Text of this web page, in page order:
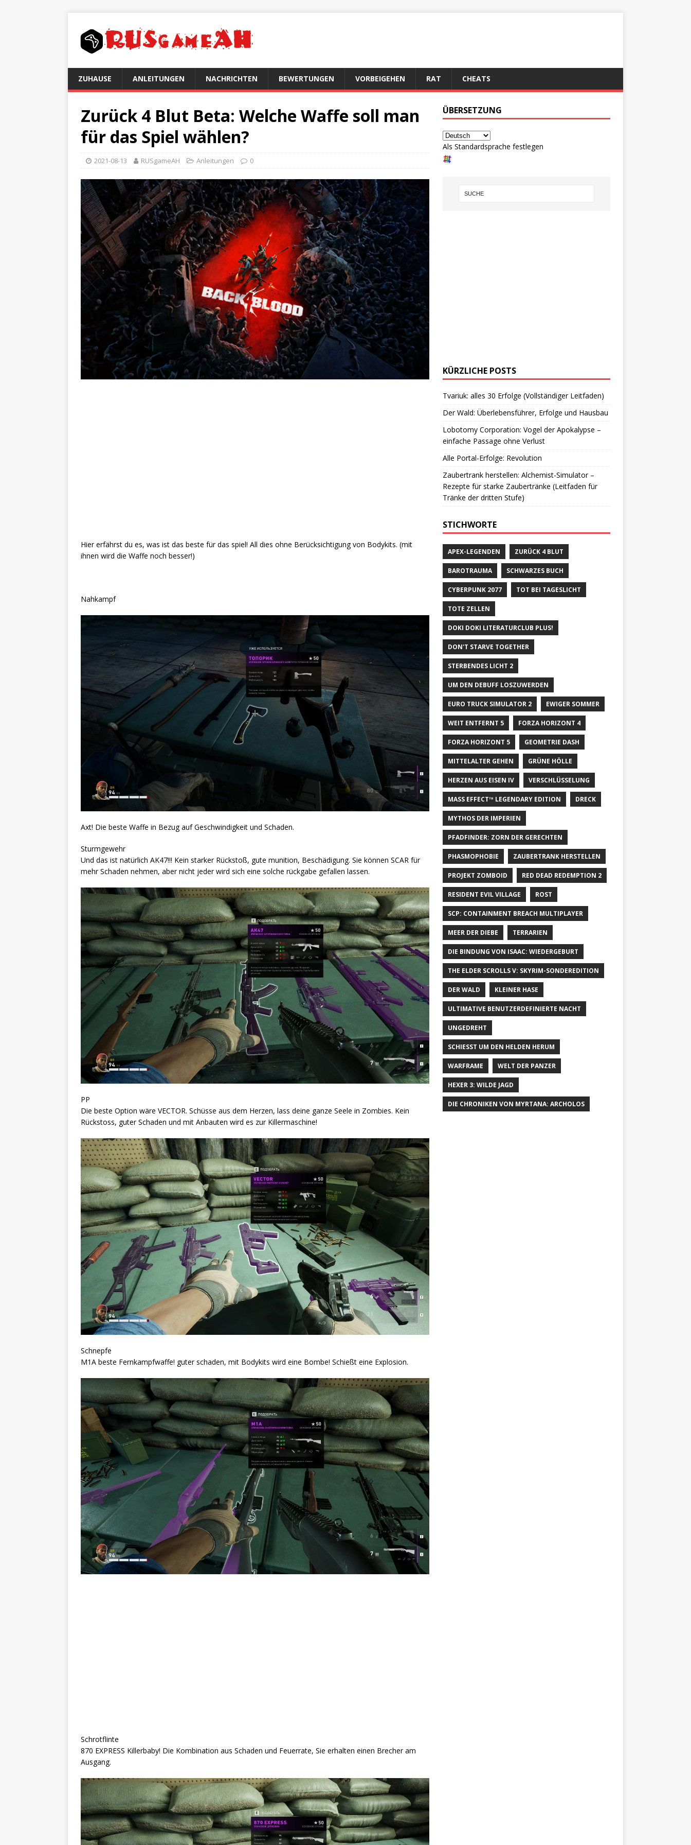
ZUHAUSE ANLEITUNGEN NACHRICHTEN BEWERTUNGEN VORBEIGEHEN RAT CHEATS
Zurück 4 Blut Beta: Welche Waffe soll man
für das Spiel wählen?
2021-08-13 RUSgameAH Anleitungen 0
Hier erfährst du es, was ist das beste für das spiel! All dies ohne Berücksichtigung von Bodykits. (mit
ihnen wird die Waffe noch besser!)
Nahkampf
Axt! Die beste Waffe in Bezug auf Geschwindigkeit und Schaden.
Sturmgewehr
Und das ist natürlich AK47!!! Kein starker Rückstoß, gute munition, Beschädigung. Sie können SCAR für
mehr Schaden nehmen, aber nicht jeder wird sich eine solche rückgabe gefallen lassen.
PP
Die beste Option wäre VECTOR. Schüsse aus dem Herzen, lass deine ganze Seele in Zombies. Kein
Rückstoss, guter Schaden und mit Anbauten wird es zur Killermaschine!
Schnepfe
M1A beste Fernkampfwaffe! guter schaden, mit Bodykits wird eine Bombe! Schießt eine Explosion.
Schrotflinte
870 EXPRESS Killerbaby! Die Kombination aus Schaden und Feuerrate, Sie erhalten einen Brecher am
Ausgang.
ÜBERSETZUNG
Als Standardsprache festlegen
KÜRZLICHE POSTS
Tvariuk: alles 30 Erfolge (Vollständiger Leitfaden)
Der Wald: Überlebensführer, Erfolge und Hausbau
Lobotomy Corporation: Vogel der Apokalypse –
einfache Passage ohne Verlust
Alle Portal-Erfolge: Revolution
Zaubertrank herstellen: Alchemist-Simulator –
Rezepte für starke Zaubertränke (Leitfaden für
Tränke der dritten Stufe)
STICHWORTE
APEX-LEGENDEN ZURÜCK 4 BLUT
BAROTRAUMA SCHWARZES BUCH
CYBERPUNK 2077 TOT BEI TAGESLICHT
TOTE ZELLEN
DOKI DOKI LITERATURCLUB PLUS!
DON'T STARVE TOGETHER
STERBENDES LICHT 2
UM DEN DEBUFF LOSZUWERDEN
EURO TRUCK SIMULATOR 2 EWIGER SOMMER
WEIT ENTFERNT 5 FORZA HORIZONT 4
FORZA HORIZONT 5 GEOMETRIE DASH
MITTELALTER GEHEN GRÜNE HÖLLE
HERZEN AUS EISEN IV VERSCHLÜSSELUNG
MASS EFFECT™ LEGENDARY EDITION DRECK
MYTHOS DER IMPERIEN
PFADFINDER: ZORN DER GERECHTEN
PHASMOPHOBIE ZAUBERTRANK HERSTELLEN
PROJEKT ZOMBOID RED DEAD REDEMPTION 2
RESIDENT EVIL VILLAGE ROST
SCP: CONTAINMENT BREACH MULTIPLAYER
MEER DER DIEBE TERRARIEN
DIE BINDUNG VON ISAAC: WIEDERGEBURT
THE ELDER SCROLLS V: SKYRIM-SONDEREDITION
DER WALD KLEINER HASE
ULTIMATIVE BENUTZERDEFINIERTE NACHT
UNGEDREHT
SCHIESST UM DEN HELDEN HERUM
WARFRAME WELT DER PANZER
HEXER 3: WILDE JAGD
DIE CHRONIKEN VON MYRTANA: ARCHOLOS